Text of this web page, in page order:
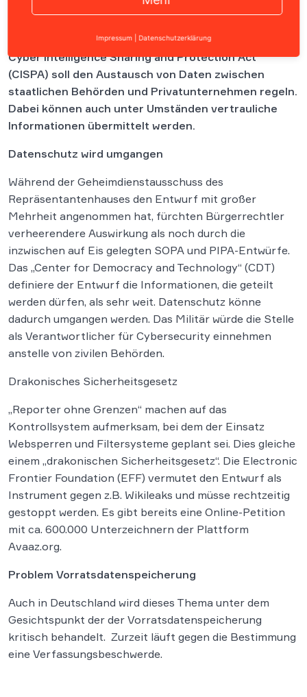
Gesetzentwurf bezüglich des Internets in Kritik. Der
Cyber Intelligence Sharing and Protection Act“
(CISPA) soll den Austausch von Daten zwischen
staatlichen Behörden und Privatunternehmen regeln.
Dabei können auch unter Umständen vertrauliche
Informationen übermittelt werden.
Datenschutz wird umgangen
Während der Geheimdienstausschuss des
Repräsentantenhauses den Entwurf mit großer
Mehrheit angenommen hat, fürchten Bürgerrechtler
verheerendere Auswirkung als noch durch die
inzwischen auf Eis gelegten SOPA und PIPA-Entwürfe.
Das „Center for Democracy and Technology“ (CDT)
definiere der Entwurf die Informationen, die geteilt
werden dürfen, als sehr weit. Datenschutz könne
dadurch umgangen werden. Das Militär würde die Stelle
als Verantwortlicher für Cybersecurity einnehmen
anstelle von zivilen Behörden.
Drakonisches Sicherheitsgesetz
„Reporter ohne Grenzen“ machen auf das
Kontrollsystem aufmerksam, bei dem der Einsatz
Websperren und Filtersysteme geplant sei. Dies gleiche
einem „drakonischen Sicherheitsgesetz“. Die Electronic
Frontier Foundation (EFF) vermutet den Entwurf als
Instrument gegen z.B. Wikileaks und müsse rechtzeitig
gestoppt werden. Es gibt bereits eine Online-Petition
mit ca. 600.000 Unterzeichnern der Plattform
Avaaz.org.
Problem Vorratsdatenspeicherung
Auch in Deutschland wird dieses Thema unter dem
Gesichtspunkt der der Vorratsdatenspeicherung
kritisch behandelt. Zurzeit läuft gegen die Bestimmung
eine Verfassungsbeschwerde.
Impressum Datenschutzerklärung